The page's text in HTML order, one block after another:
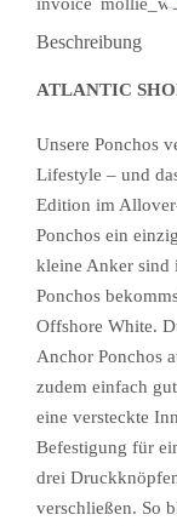
Beschreibung
ATLANTIC
Unsere Ponchos
Lifestyle – und
Edition im
Ponchos ein
kleine Anker sind
Ponchos
Offshore White.
Anchor Ponchos
zudem einfach
eine versteckte
Befestigung für
drei
verschließen. So